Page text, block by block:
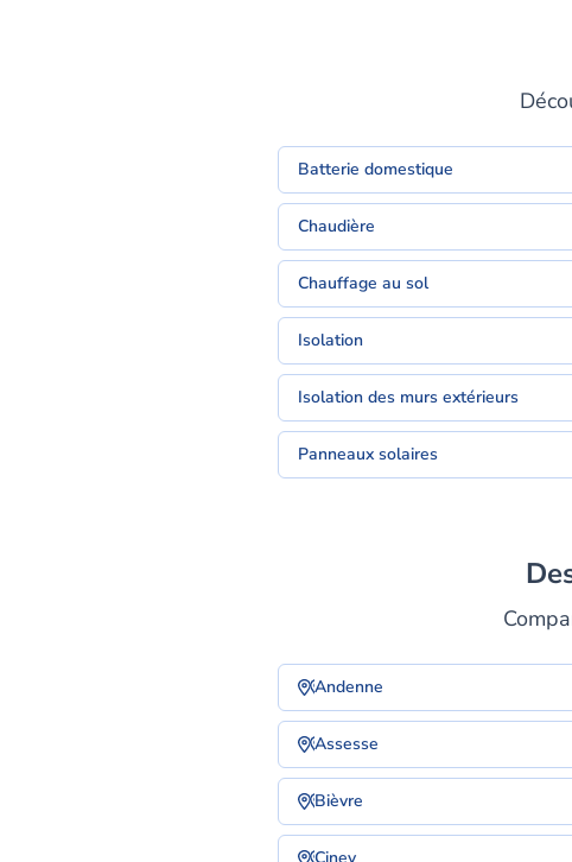
Batterie domestique
Chaudière
Chauffage au sol
Isolation
Isolation des murs extérieurs
Panneaux solaires
Andenne
Assesse
Bièvre